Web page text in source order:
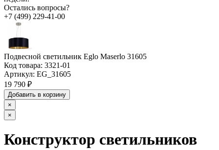
Остались вопросы?
+7 (499) 229-41-00
Подвесной светильник Eglo Maserlo 31605
Код товара: 3321-01
Артикул: EG_31605
19 790 ₽
Добавить в корзину
×
×
Конструктор светильников